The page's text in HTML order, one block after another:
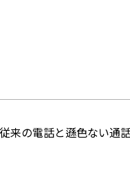
来の電話と遜色ない通